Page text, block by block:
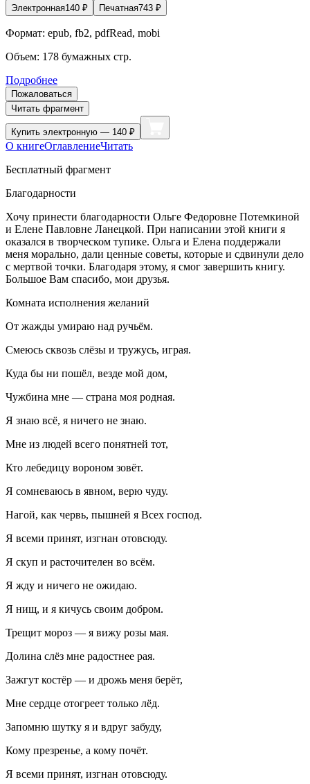
Электронная140 ₽ Печатная743 ₽
Формат: epub, fb2, pdfRead, mobi
Объем: 178 бумажных стр.
Подробнее
Пожаловаться
Читать фрагмент
Купить электронную — 140 ₽
О книгеОглавлениеЧитать
Бесплатный фрагмент
Благодарности
Хочу принести благодарности Ольге Федоровне Потемкиной
и Елене Павловне Ланецкой. При написании этой книги я
оказался в творческом тупике. Ольга и Елена поддержали
меня морально, дали ценные советы, которые и сдвинули дело
с мертвой точки. Благодаря этому, я смог завершить книгу.
Большое Вам спасибо, мои друзья.
Комната исполнения желаний
От жажды умираю над ручьём.
Смеюсь сквозь слёзы и тружусь, играя.
Куда бы ни пошёл, везде мой дом,
Чужбина мне — страна моя родная.
Я знаю всё, я ничего не знаю.
Мне из людей всего понятней тот,
Кто лебедицу вороном зовёт.
Я сомневаюсь в явном, верю чуду.
Нагой, как червь, пышней я Всех господ.
Я всеми принят, изгнан отовсюду.
Я скуп и расточителен во всём.
Я жду и ничего не ожидаю.
Я нищ, и я кичусь своим добром.
Трещит мороз — я вижу розы мая.
Долина слёз мне радостнее рая.
Зажгут костёр — и дрожь меня берёт,
Мне сердце отогреет только лёд.
Запомню шутку я и вдруг забуду,
Кому презренье, а кому почёт.
Я всеми принят, изгнан отовсюду.